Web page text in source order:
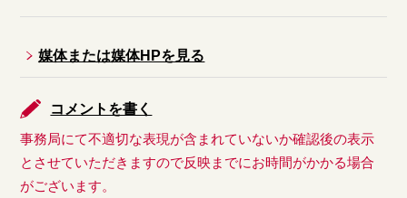
媒体または媒体HPを見る
コメントを書く
事務局にて不適切な表現が含まれていないか確認後の表示
とさせていただきますので反映までにお時間がかかる場合
がございます。